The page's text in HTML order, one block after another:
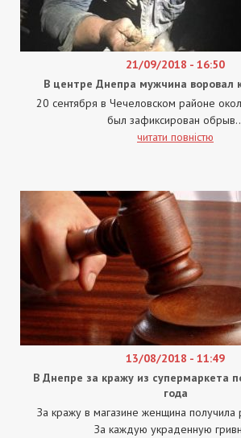
21/09/2018 - 16:50
В центре Днепра мужчина воровал
20 сентября в Чечеловском районе
был зафиксирован
читати повністю
13/08/2018 - 11:49
В Днепре за кражу из супермаркета
года
За кражу в магазине женщина получила
За каждую украденную